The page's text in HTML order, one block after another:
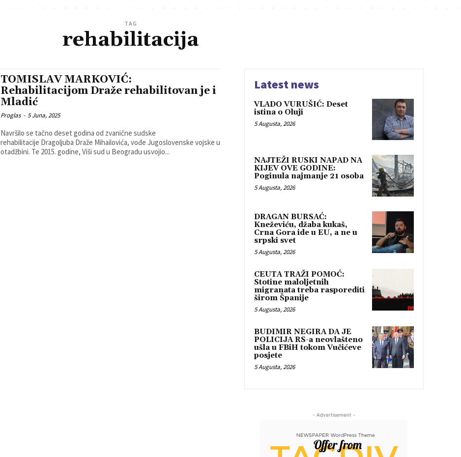
TAG
rehabilitacija
TOMISLAV MARKOVIĆ:
Rehabilitacijom Draže rehabilitovan je i
Mladić
Proglas - 5 Juna, 2025
Navršilo se tačno deset godina od zvanične sudske
rehabilitacije Dragoljuba Draže Mihailovića, vođe Jugoslovenske vojske u
otadžbini. Te 2015. godine, Viši sud u Beogradu usvojio...
Latest news
VLADO VURUŠIĆ: Deset
istina o Oluji
5 Augusta, 2026
NAJTEŽI RUSKI NAPAD NA
KIJEV OVE GODINE:
Poginula najmanje 21 osoba
5 Augusta, 2026
DRAGAN BURSAĆ:
Kneževiću, džaba kukaš,
Crna Gora ide u EU, a ne u
srpski svet
5 Augusta, 2026
CEUTA TRAŽI POMOĆ:
Stotine maloljetnih
migranata treba rasporediti
širom Španije
5 Augusta, 2026
BUDIMIR NEGIRA DA JE
POLICIJA RS-a neovlašteno
ušla u FBiH tokom Vučićeve
posjete
5 Augusta, 2026
- Advertisement -